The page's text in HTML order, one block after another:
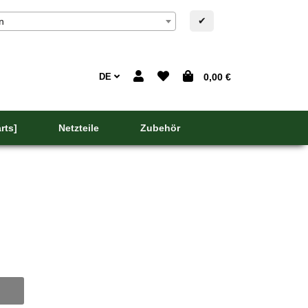
✔
DE 0,00 €
Netzteile Zubehör